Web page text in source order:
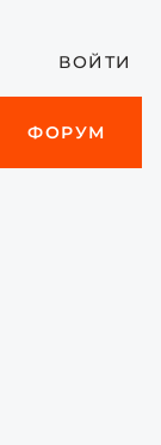
ВОЙТИ
ФОРУМ